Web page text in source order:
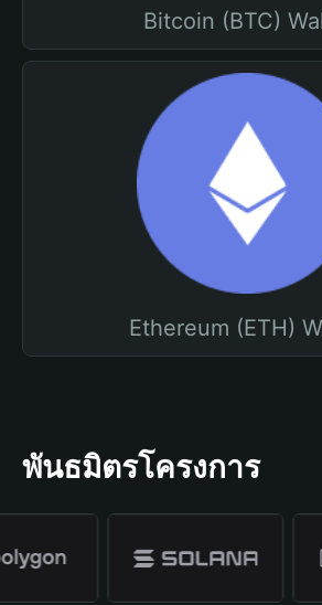
Bitcoin (BTC)
Ethereum (ETH)
พันธมิตรโครงการ